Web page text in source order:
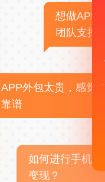
想做APP
团队支持
APP外包太贵，感觉
靠谱
如何进行手机
变现？